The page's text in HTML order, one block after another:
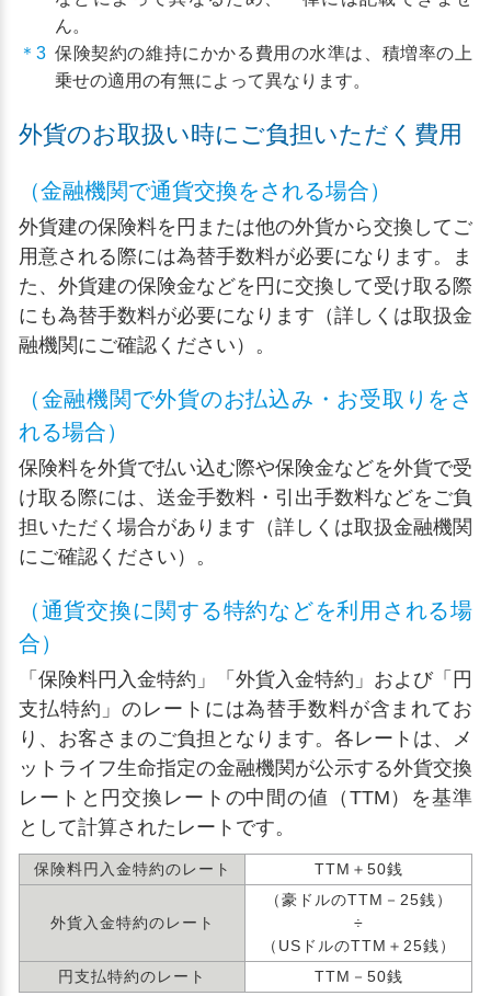
ん。
＊3 保険契約の維持にかかる費用の水準は、積増率の上
乗せの適用の有無によって異なります。
外貨のお取扱い時にご負担いただく費用
（金融機関で通貨交換をされる場合）
外貨建の保険料を円または他の外貨から交換してご
用意される際には為替手数料が必要になります。ま
た、外貨建の保険金などを円に交換して受け取る際
にも為替手数料が必要になります（詳しくは取扱金
融機関にご確認ください）。
（金融機関で外貨のお払込み・お受取りをさ
れる場合）
保険料を外貨で払い込む際や保険金などを外貨で受
け取る際には、送金手数料・引出手数料などをご負
担いただく場合があります（詳しくは取扱金融機関
にご確認ください）。
（通貨交換に関する特約などを利用される場
合）
「保険料円入金特約」「外貨入金特約」および「円
支払特約」のレートには為替手数料が含まれてお
り、お客さまのご負担となります。各レートは、メ
ットライフ生命指定の金融機関が公示する外貨交換
レートと円交換レートの中間の値（TTM）を基準
として計算されたレートです。
保険料円入金特約のレート TTM＋50銭
外貨入金特約のレート
（豪ドルのTTM－25銭）
÷
（USドルのTTM＋25銭）
円支払特約のレート
TTM－50銭